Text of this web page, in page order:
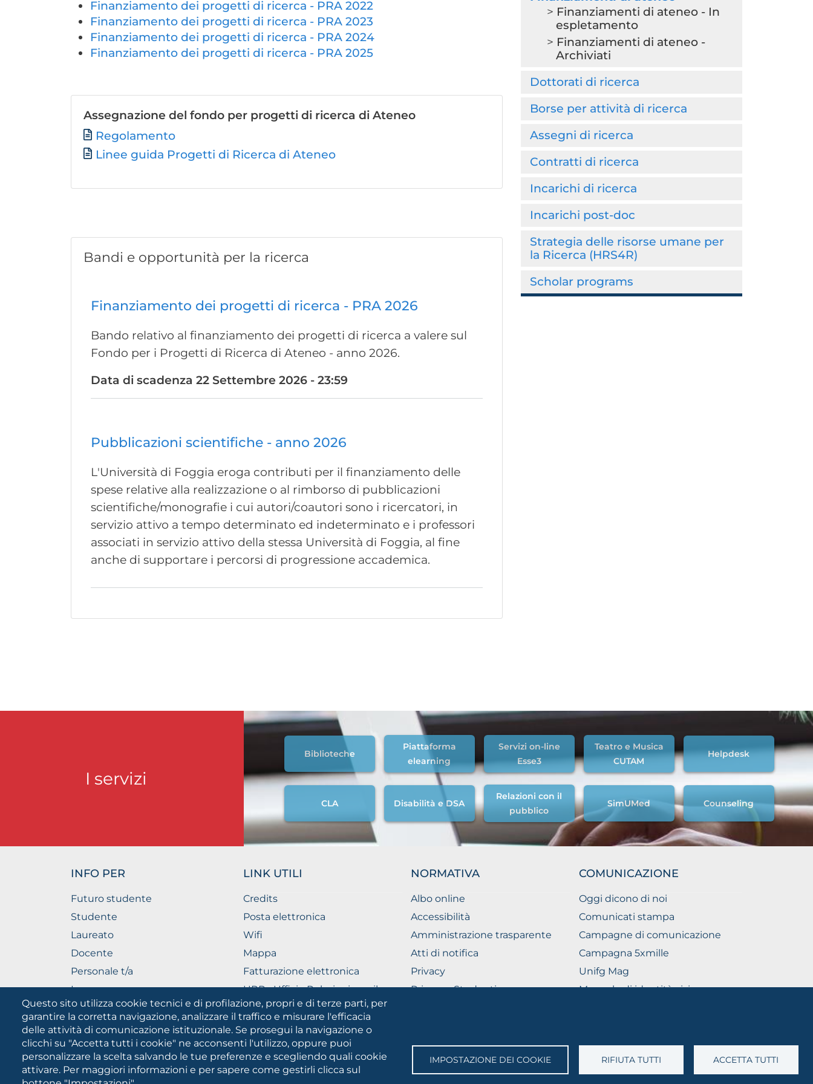
Finanziamento dei progetti di ricerca - PRA 2022
Finanziamento dei progetti di ricerca - PRA 2023
Finanziamento dei progetti di ricerca - PRA 2024
Finanziamento dei progetti di ricerca - PRA 2025
Assegnazione del fondo per progetti di ricerca di Ateneo
FileRegolamento
Linee guida Progetti di Ricerca di Ateneo
Bandi e opportunità per la ricerca
Finanziamento dei progetti di ricerca - PRA 2026
Bando relativo al finanziamento dei progetti di ricerca a valere sul
Fondo per i Progetti di Ricerca di Ateneo - anno 2026.
Data di scadenza 22 Settembre 2026 - 23:59
Pubblicazioni scientifiche - anno 2026
L'Università di Foggia eroga contributi per il finanziamento delle
spese relative alla realizzazione o al rimborso di pubblicazioni
scientifiche/monografie i cui autori/coautori sono i ricercatori, in
servizio attivo a tempo determinato ed indeterminato e i professori
associati in servizio attivo della stessa Università di Foggia, al fine
anche di supportare i percorsi di progressione accademica.
Finanziamenti di ateneo - In
espletamento
Finanziamenti di ateneo -
Archiviati
Dottorati di ricerca
Borse per attività di ricerca
Assegni di ricerca
Contratti di ricerca
Incarichi di ricerca
Incarichi post-doc
Strategia delle risorse umane per
la Ricerca (HRS4R)
Scholar programs
Questo sito utilizza cookie tecnici e di profilazione, propri e di terze parti, per
garantire la corretta navigazione, analizzare il traffico e misurare l'efficacia
delle attività di comunicazione istituzionale. Se prosegui la navigazione o
clicchi su "Accetta tutti i cookie" ne acconsenti l'utilizzo, oppure puoi
personalizzare la scelta salvando le tue preferenze e scegliendo quali cookie
attivare. Per maggiori informazioni e per sapere come gestirli clicca sul
IMPOSTAZIONE DEI COOKIE RIFIUTA TUTTI ACCETTA TUTTI
I servizi
Biblioteche
Piattaforma
elearning
Servizi on-line
Esse3
Teatro e Musica
CUTAM
Helpdesk
CLA Disabilità e DSA
Relazioni con il
pubblico
SimUMed Counseling
INFO PER
Futuro studente
Studente
Laureato
Docente
Personale t/a
Imprese
LINK UTILI
Credits
Posta elettronica
Wifi
Mappa
Fatturazione elettronica
URP - Ufficio Relazioni con il
Pubblico
NORMATIVA
Albo online
Accessibilità
Amministrazione trasparente
Atti di notifica
Privacy
Privacy - Studenti
COMUNICAZIONE
Oggi dicono di noi
Comunicati stampa
Campagne di comunicazione
Campagna 5xmille
Unifg Mag
Manuale di identità visiva
MEDIA